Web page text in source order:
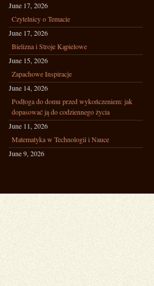
June 17, 2026
Czytelnicy o Temacie
June 17, 2026
Bielizna i Stroje Kąpielowe
June 15, 2026
Zapachowe Inspiracje
June 14, 2026
Podłoga do domu przed wykończeniem: jak
dopasować ją do codziennego życia
June 11, 2026
Matematyka w Technologii i Nauce
June 9, 2026